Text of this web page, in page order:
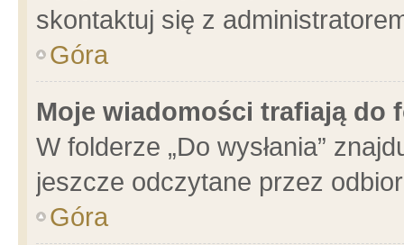
skontaktuj się z
Góra
Moje wiadomości trafiają do
W folderze „Do wysłania”
jeszcze odczytane przez
Góra